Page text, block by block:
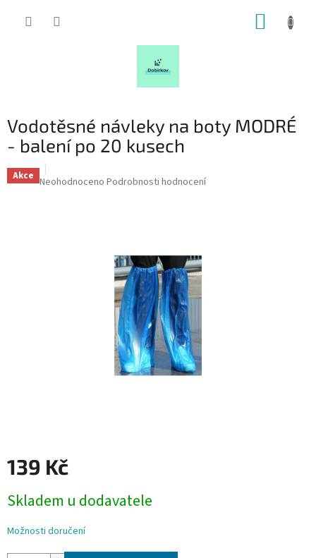
Vodotěsné návleky na boty MODRÉ
- balení po 20 kusech
Akce Průměrné
Neohodnoceno Podrobnosti hodnocení
139 Kč
cena:
Skladem u dodavatele
Možnosti doručení